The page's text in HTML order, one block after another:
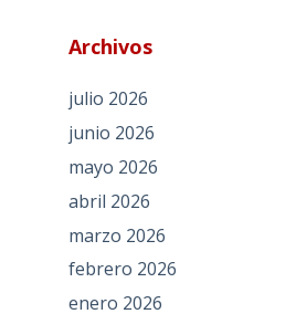
Archivos
julio 2026
junio 2026
mayo 2026
abril 2026
marzo 2026
febrero 2026
enero 2026